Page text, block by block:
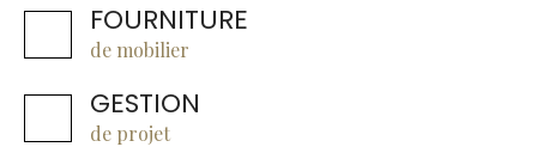
FOURNITURE
de mobilier
GESTION
de projet